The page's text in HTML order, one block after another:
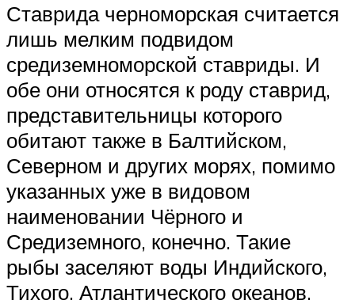
Ставрида черноморская считается
лишь мелким подвидом
средиземноморской ставриды. И
обе они относятся к роду ставрид,
представительницы которого
обитают также в Балтийском,
Северном и других морях, помимо
указанных уже в видовом
наименовании Чёрного и
Средиземного, конечно. Такие
рыбы заселяют воды Индийского,
Тихого, Атлантического океанов,